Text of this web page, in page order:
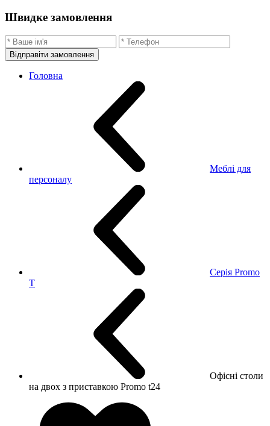
Швидке замовлення
Відправіти замовлення
Головна
Меблі для
персоналу
Серія Promo
Т
Офісні столи
на двох з приставкою Promo t24